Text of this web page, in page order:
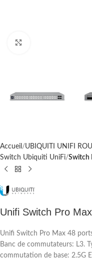
Accueil UBIQUITI UNIFI
Switch Ubiquiti UniFi Switch
Unifi Switch Pro
Unifi Switch Pro Max 48
Banc de commutateurs: L3.
commutation de base: 2.5G